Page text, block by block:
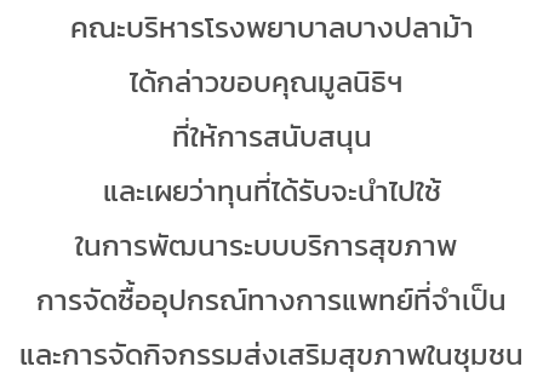
คณะบริหารโรงพยาบาลบางปลาม้า
ได้กล่าวขอบคุณมูลนิธิฯ
ที่ให้การสนับสนุน
และเผยว่าทุนที่ได้รับจะนำไปใช้
ในการพัฒนาระบบบริการสุขภาพ
การจัดซื้ออุปกรณ์ทางการแพทย์ที่จำเป็น
และการจัดกิจกรรมส่งเสริมสุขภาพในชุมชน